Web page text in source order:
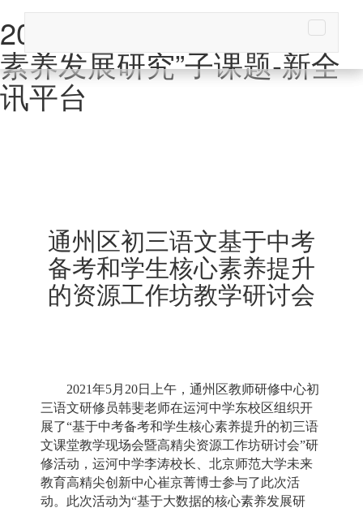
2020年“基于大数据的核心
素养发展研究”子课题-新全
讯平台
通州区初三语文基于中考
备考和学生核心素养提升
的资源工作坊教学研讨会
2021年5月20日上午，通州区教师研修中心初
三语文研修员韩斐老师在运河中学东校区组织开
展了“基于中考备考和学生核心素养提升的初三语
文课堂教学现场会暨高精尖资源工作坊研讨会”研
修活动，运河中学李涛校长、北京师范大学未来
教育高精尖创新中心崔京菁博士参与了此次活
动。此次活动为“基于大数据的核心素养发展研